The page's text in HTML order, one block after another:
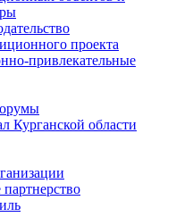
проекта
привлекательные
Курганской области